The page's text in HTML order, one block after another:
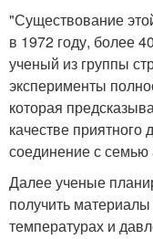
"Существование
в 1972 году, более
ученый из группы
эксперименты
которая
качестве
соединение с
Далее ученые
получить материалы
температурах и